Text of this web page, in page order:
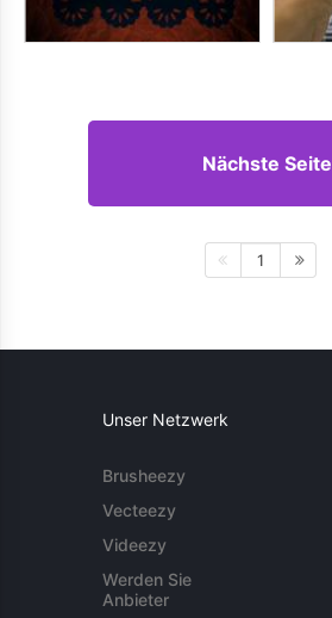
Nächste Seite
1
Unser Netzwerk
Brusheezy
Vecteezy
Videezy
Werden Sie
Anbieter